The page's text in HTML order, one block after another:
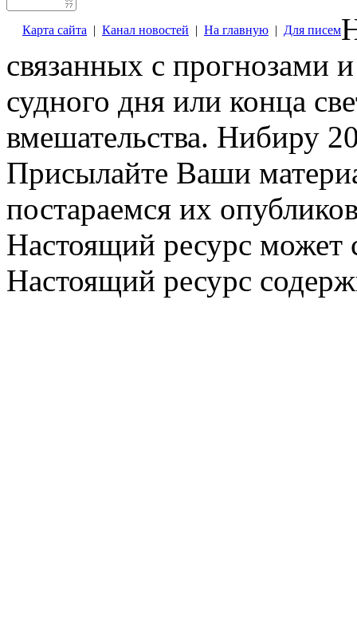
Карта сайта | Канал новостей | На главную | Для писем
связанных с прогнозами
судного дня или конца
вмешательства. Нибиру
Присылайте Ваши
постараемся их
Настоящий ресурс может
Настоящий ресурс